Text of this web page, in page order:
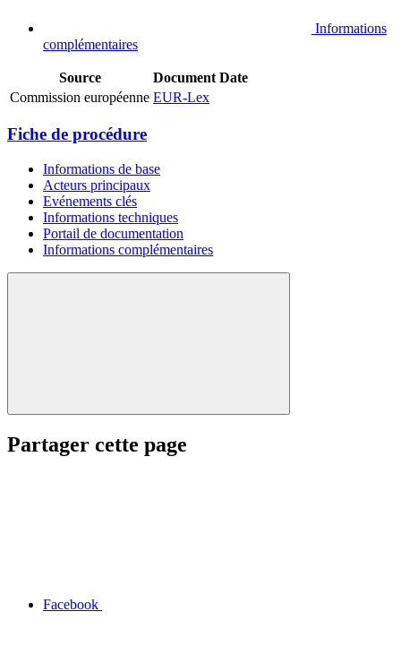
Informations
complémentaires
Source Document Date
Commission européenne EUR-Lex
Fiche de procédure
Informations de base
Acteurs principaux
Evénements clés
Informations techniques
Portail de documentation
Informations complémentaires
Partager cette page
Facebook